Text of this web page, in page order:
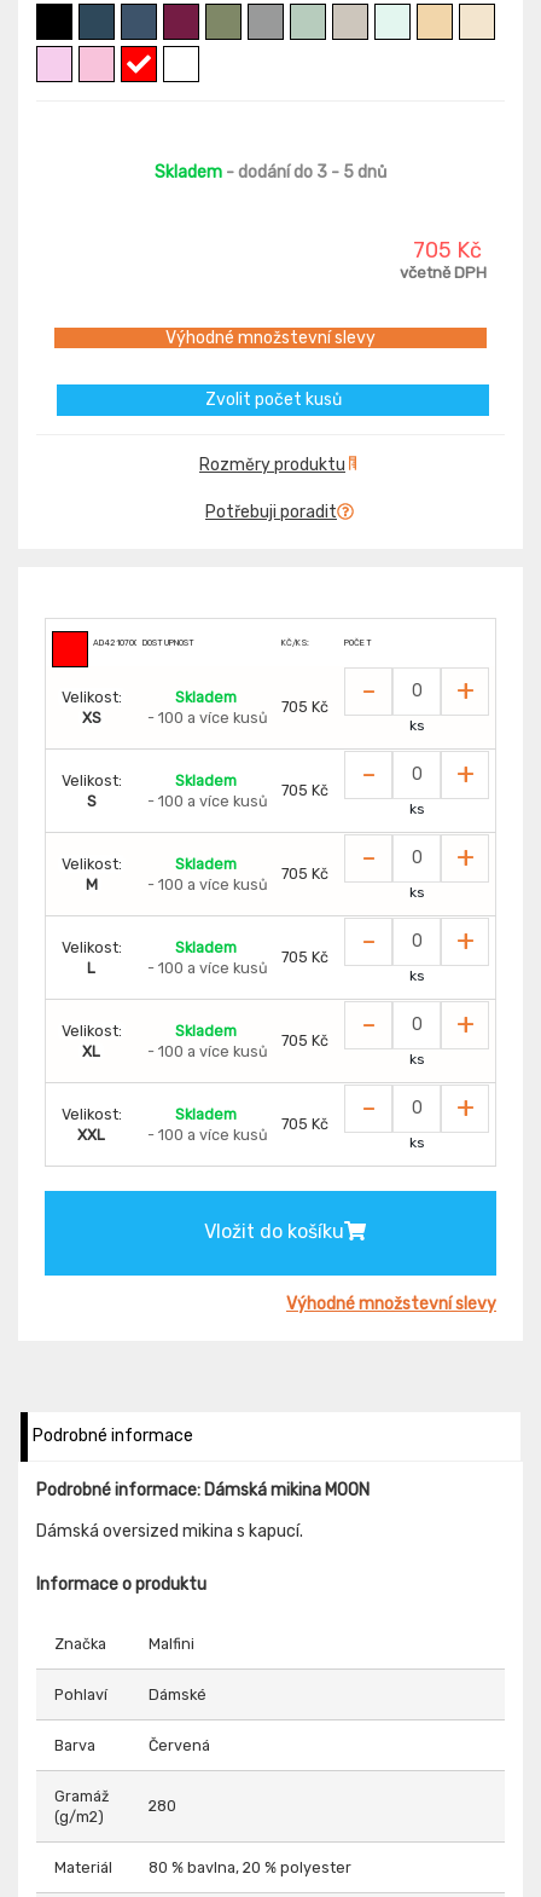
Skladem - dodání do 3 - 5 dnů
705 Kč
včetně DPH
Výhodné množstevní slevy
Zvolit počet kusů
Rozměry produktu
Potřebuji poradit
AD4210700 DOSTUPNOST KČ/KS: POČET
Velikost:
XS
Skladem
- 100 a více kusů
705 Kč - +
ks
Velikost:
S
Skladem
- 100 a více kusů
705 Kč - +
ks
Velikost:
M
Skladem
- 100 a více kusů
705 Kč - +
ks
Velikost:
L
Skladem
- 100 a více kusů
705 Kč - +
ks
Velikost:
XL
Skladem
- 100 a více kusů
705 Kč - +
ks
Velikost:
XXL
Skladem
- 100 a více kusů
705 Kč - +
ks
Vložit do košíku
Výhodné množstevní slevy
Podrobné informace
Podrobné informace: Dámská mikina MOON
Dámská oversized mikina s kapucí.
Informace o produktu
Značka Malfini
Pohlaví Dámské
Barva Červená
Gramáž
(g/m2)
280
Materiál 80 % bavlna, 20 % polyester